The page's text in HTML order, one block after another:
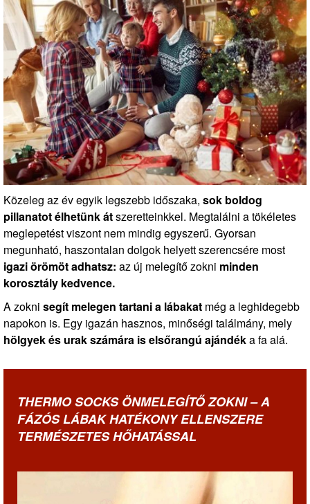
Közeleg az év egyik legszebb időszaka, sok boldog
pillanatot élhetünk átszeretteinkkel. Megtalálni a tökéletes
meglepetést viszont nem mindig egyszerű. Gyorsan
megunható, haszontalan dolgok helyett szerencsére most
igazi örömöt adhatsz: az új melegítő zokni minden
korosztály kedvence.
A zokni segít melegen tartani a lábakat még a leghidegebb
napokon is. Egy igazán hasznos, minőségi találmány, mely
hölgyek és urak számára is elsőrangú ajándéka fa alá.
THERMO SOCKS ÖNMELEGÍTŐ ZOKNI – A
FÁZÓS LÁBAK HATÉKONY ELLENSZERE
TERMÉSZETES HŐHATÁSSAL